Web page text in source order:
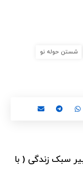
شستن حوله نو
سبک زندگی ( با